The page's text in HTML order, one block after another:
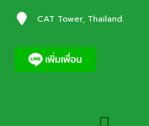
CAT Tower, Thailand.